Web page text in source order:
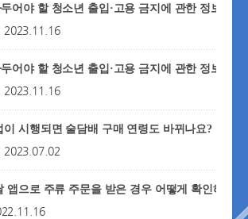
어야 할 청소년 출입·고용 금지에 관한 정보! (2)
2023.11.16
어야 할 청소년 출입·고용 금지에 관한 정보!
2023.11.16
이 시행되면 술담배 구매 연령도 바뀌나요?
2023.07.02
앱으로 주류 주문을 받은 경우 어떻게 확인해야